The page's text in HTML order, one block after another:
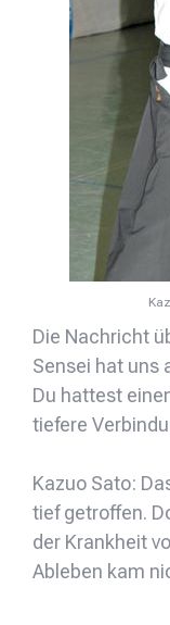
Die Nachricht
Sensei hat uns
Du hattest
tiefere
Kazuo Sato:
tief getroffen.
der Krankheit
Ableben kam